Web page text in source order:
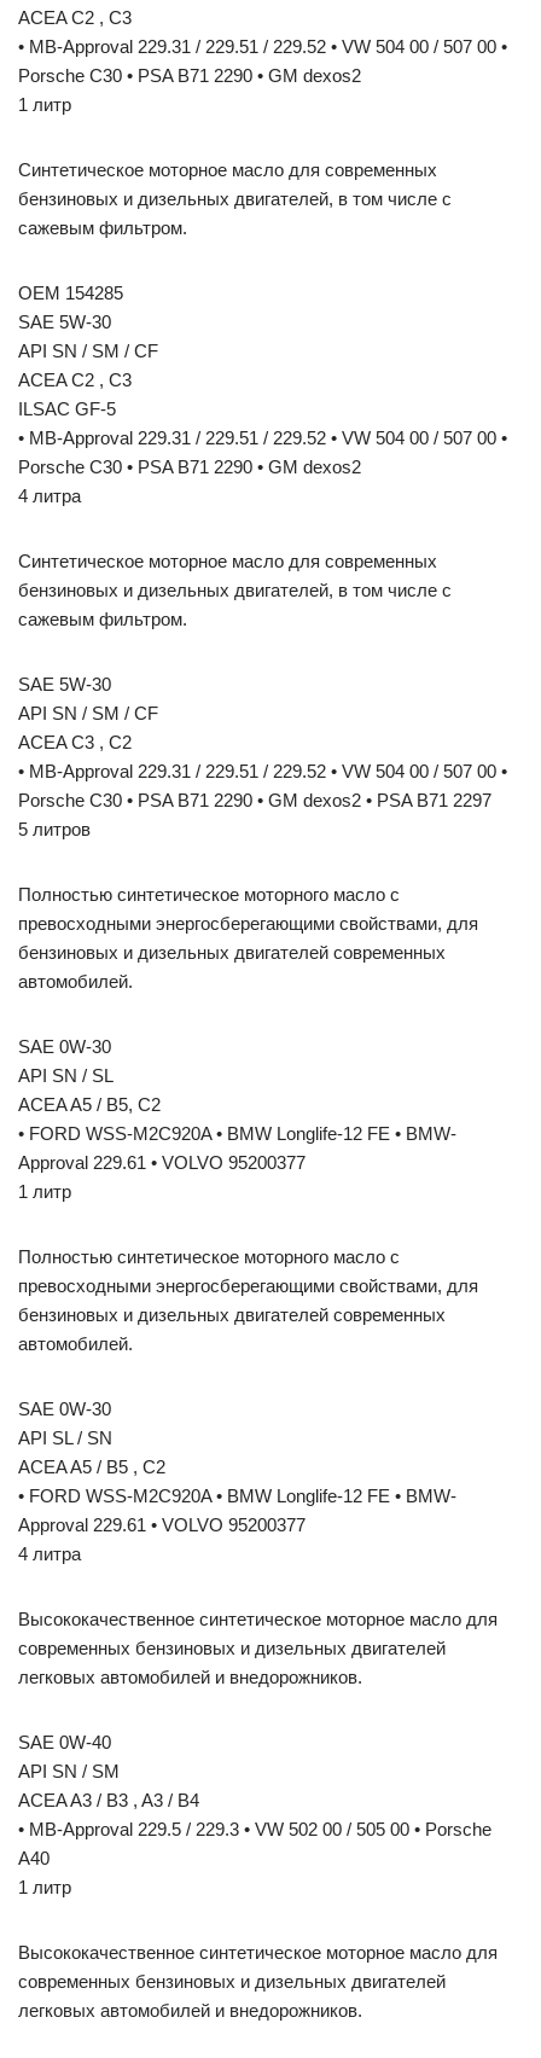
ACEA C2 , C3
• MB-Approval 229.31 / 229.51 / 229.52 • VW 504 00 / 507 00 •
Porsche C30 • PSA B71 2290 • GM dexos2
1 литр
Синтетическое моторное масло для современных
бензиновых и дизельных двигателей, в том числе с
сажевым фильтром.
OEM 154285
SAE 5W-30
API SN / SM / CF
ACEA C2 , C3
ILSAC GF-5
• MB-Approval 229.31 / 229.51 / 229.52 • VW 504 00 / 507 00 •
Porsche C30 • PSA B71 2290 • GM dexos2
4 литра
Синтетическое моторное масло для современных
бензиновых и дизельных двигателей, в том числе с
сажевым фильтром.
SAE 5W-30
API SN / SM / CF
ACEA C3 , C2
• MB-Approval 229.31 / 229.51 / 229.52 • VW 504 00 / 507 00 •
Porsche C30 • PSA B71 2290 • GM dexos2 • PSA B71 2297
5 литров
Полностью синтетическое моторного масло с
превосходными энергосберегающими свойствами, для
бензиновых и дизельных двигателей современных
автомобилей.
SAE 0W-30
API SN / SL
ACEA A5 / B5, C2
• FORD WSS-M2C920A • BMW Longlife-12 FE • BMW-
Approval 229.61 • VOLVO 95200377
1 литр
Полностью синтетическое моторного масло с
превосходными энергосберегающими свойствами, для
бензиновых и дизельных двигателей современных
автомобилей.
SAE 0W-30
API SL / SN
ACEA A5 / B5 , C2
• FORD WSS-M2C920A • BMW Longlife-12 FE • BMW-
Approval 229.61 • VOLVO 95200377
4 литра
Высококачественное синтетическое моторное масло для
современных бензиновых и дизельных двигателей
легковых автомобилей и внедорожников.
SAE 0W-40
API SN / SM
ACEA A3 / B3 , A3 / B4
• MB-Approval 229.5 / 229.3 • VW 502 00 / 505 00 • Porsche
A40
1 литр
Высококачественное синтетическое моторное масло для
современных бензиновых и дизельных двигателей
легковых автомобилей и внедорожников.